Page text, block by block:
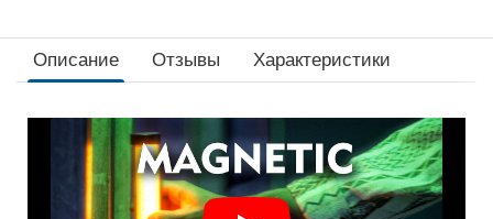
Описание Отзывы Характеристики